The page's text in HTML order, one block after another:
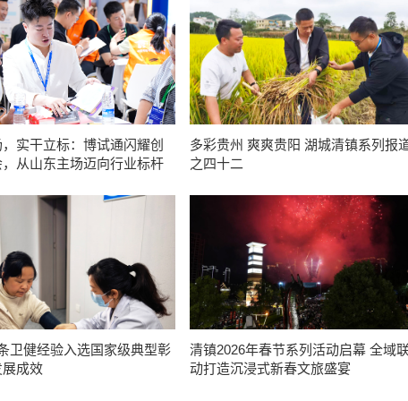
实干立标：博试通闪耀创
从山东主场迈向行业标杆
多彩贵州 爽爽贵阳 湖城清镇系列报
之四十二
卫健经验入选国家级典型彰
展成效
清镇2026年春节系列活动启幕 全域联
动打造沉浸式新春文旅盛宴